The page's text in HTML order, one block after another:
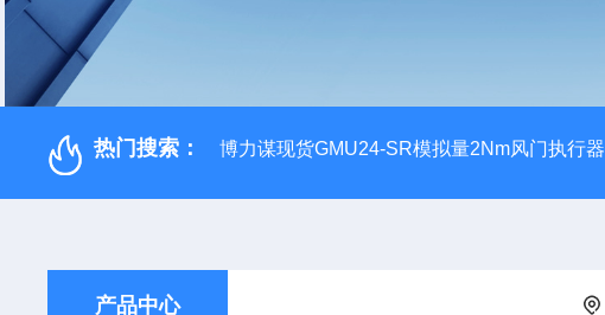
热门搜索： 博力谋现货GMU24-SR模拟量2Nm风门执行器
产品中心